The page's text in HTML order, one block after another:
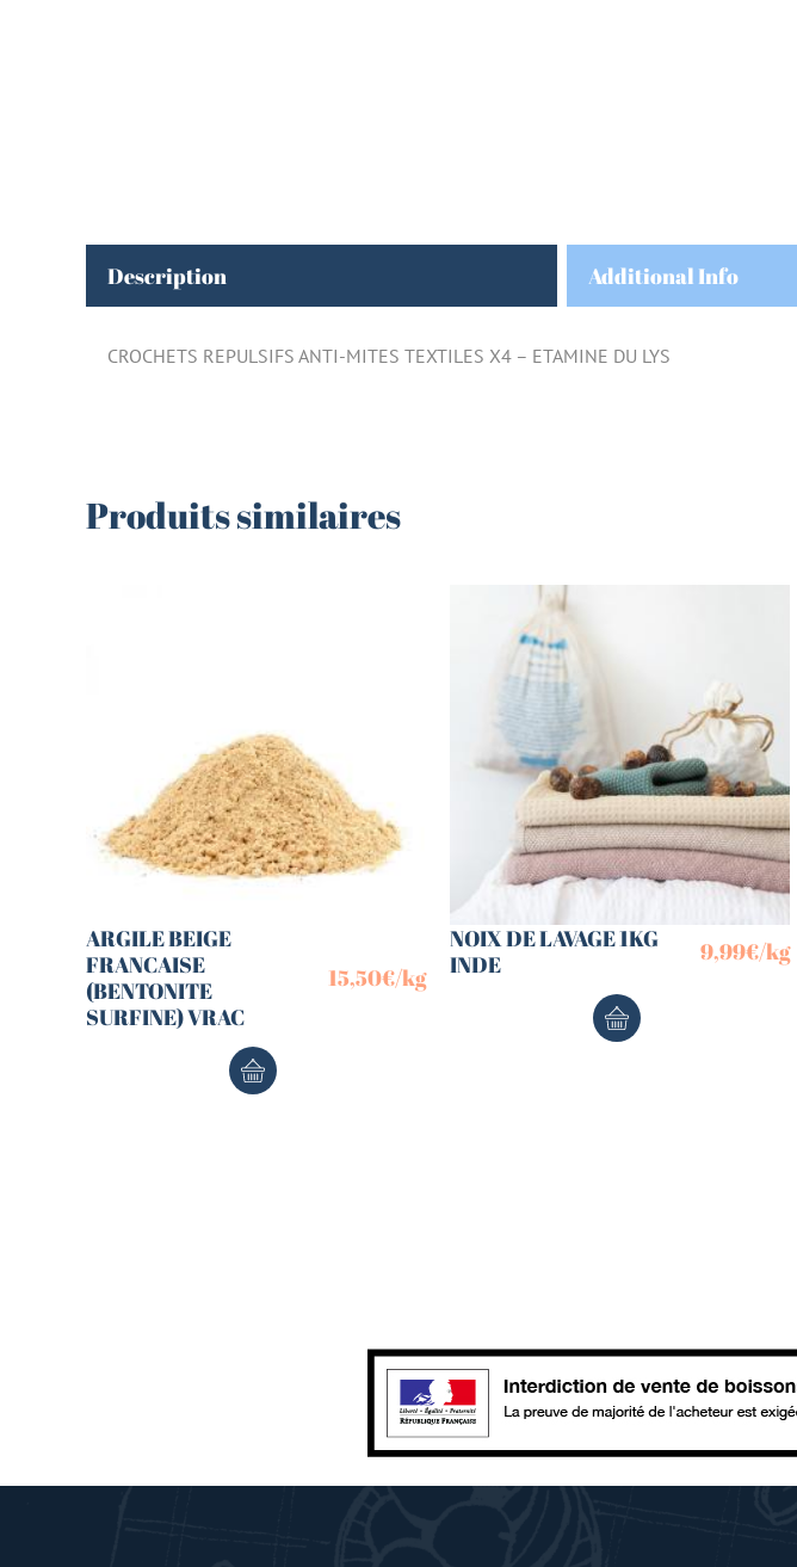
Description Additional Info
CROCHETS REPULSIFS ANTI-MITES TEXTILES X4 – ETAMINE DU LYS
Produits similaires
ARGILE BEIGE
FRANCAISE
(BENTONITE
SURFINE) VRAC
15,50€/kg
NOIX DE LAVAGE 1KG
INDE
9,99€/kg